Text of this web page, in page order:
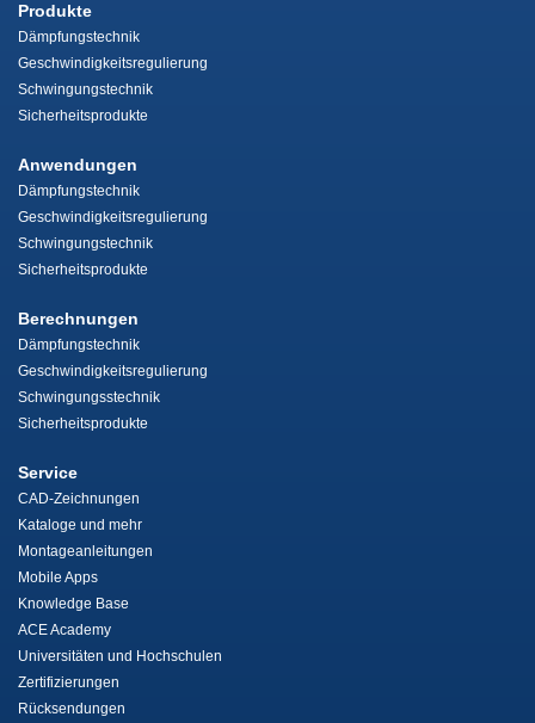
Produkte
Dämpfungstechnik
Geschwindigkeitsregulierung
Schwingungstechnik
Sicherheitsprodukte
Anwendungen
Dämpfungstechnik
Geschwindigkeitsregulierung
Schwingungstechnik
Sicherheitsprodukte
Berechnungen
Dämpfungstechnik
Geschwindigkeitsregulierung
Schwingungsstechnik
Sicherheitsprodukte
Service
CAD-Zeichnungen
Kataloge und mehr
Montageanleitungen
Mobile Apps
Knowledge Base
ACE Academy
Universitäten und Hochschulen
Zertifizierungen
Rücksendungen